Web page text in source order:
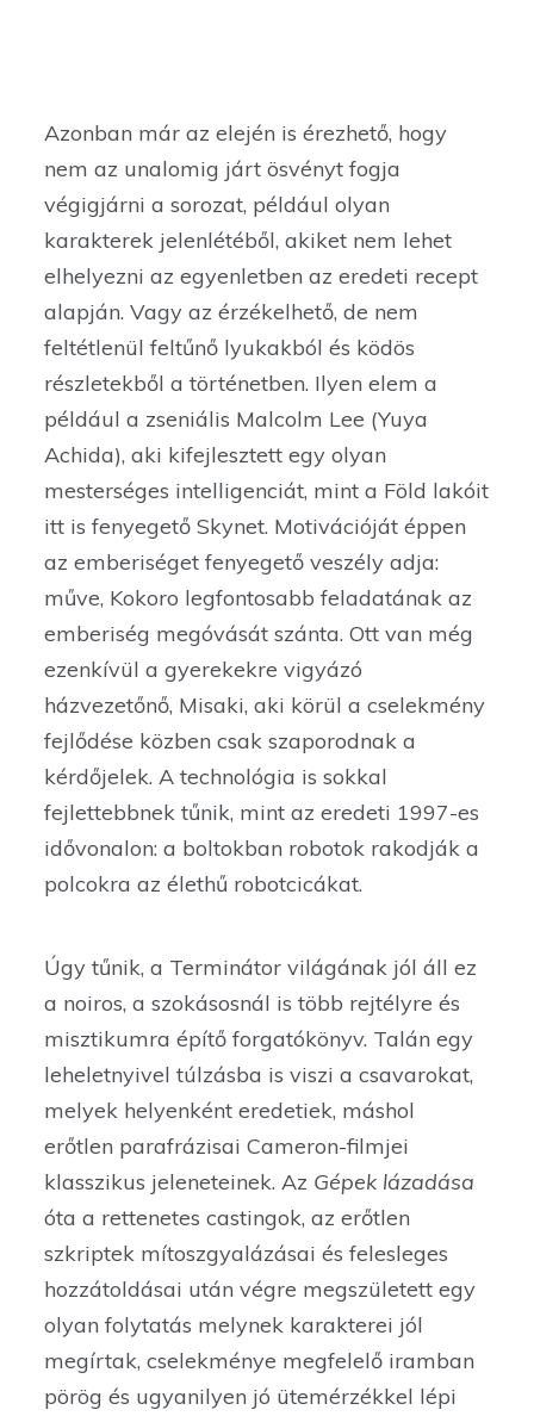
Azonban már az elején is érezhető, hogy
nem az unalomig járt ösvényt fogja
végigjárni a sorozat, például olyan
karakterek jelenlétéből, akiket nem lehet
elhelyezni az egyenletben az eredeti recept
alapján. Vagy az érzékelhető, de nem
feltétlenül feltűnő lyukakból és ködös
részletekből a történetben. Ilyen elem a
például a zseniális Malcolm Lee (Yuya
Achida), aki kifejlesztett egy olyan
mesterséges intelligenciát, mint a Föld lakóit
itt is fenyegető Skynet. Motivációját éppen
az emberiséget fenyegető veszély adja:
műve, Kokoro legfontosabb feladatának az
emberiség megóvását szánta. Ott van még
ezenkívül a gyerekekre vigyázó
házvezetőnő, Misaki, aki körül a cselekmény
fejlődése közben csak szaporodnak a
kérdőjelek. A technológia is sokkal
fejlettebbnek tűnik, mint az eredeti 1997-es
idővonalon: a boltokban robotok rakodják a
polcokra az élethű robotcicákat.
Úgy tűnik, a Terminátor világának jól áll ez
a noiros, a szokásosnál is több rejtélyre és
misztikumra építő forgatókönyv. Talán egy
leheletnyivel túlzásba is viszi a csavarokat,
melyek helyenként eredetiek, máshol
erőtlen parafrázisai Cameron-filmjei
klasszikus jeleneteinek. Az Gépek lázadása
óta a rettenetes castingok, az erőtlen
szkriptek mítoszgyalázásai és felesleges
hozzátoldásai után végre megszületett egy
olyan folytatás melynek karakterei jól
megírtak, cselekménye megfelelő iramban
pörög és ugyanilyen jó ütemérzékkel lépi